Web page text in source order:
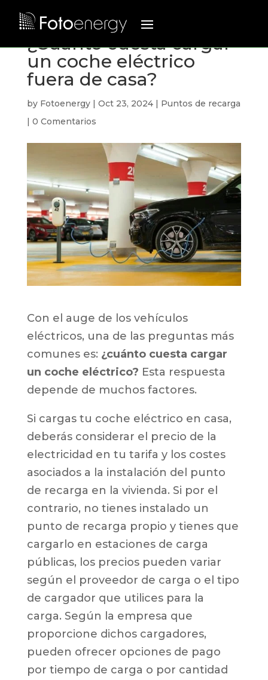
¿Cuánto cuesta cargar
un coche eléctrico
fuera de casa?
by Fotoenergy| Oct 23, 2024| Puntos de recarga
| 0 Comentarios
Con el auge de los vehículos
eléctricos, una de las preguntas más
comunes es: ¿cuánto cuesta cargar
un coche eléctrico? Esta respuesta
depende de muchos factores.
Si cargas tu coche eléctrico en casa,
deberás considerar el precio de la
electricidad en tu tarifa y los costes
asociados a la instalación del punto
de recarga en la vivienda. Si por el
contrario, no tienes instalado un
punto de recarga propio y tienes que
cargarlo en estaciones de carga
públicas, los precios pueden variar
según el proveedor de carga o el tipo
de cargador que utilices para la
carga. Según la empresa que
proporcione dichos cargadores,
pueden ofrecer opciones de pago
por tiempo de carga o por cantidad